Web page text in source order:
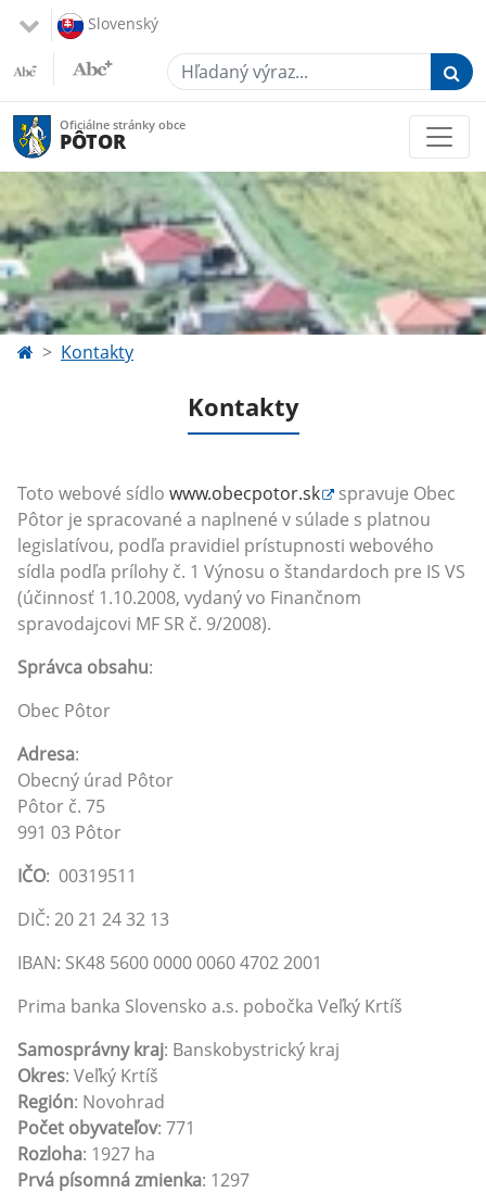
Slovenský
Hľadaný výraz...
Oficiálne stránky obce
PÔTOR
Kontakty
Kontakty
Toto webové sídlo www.obecpotor.sk
spravuje Obec
Pôtor je spracované a naplnené v súlade s platnou
legislatívou, podľa pravidiel prístupnosti webového
sídla podľa prílohy č. 1 Výnosu o štandardoch pre IS VS
(účinnosť 1.10.2008, vydaný vo Finančnom
spravodajcovi MF SR č. 9/2008).
Správca obsahu:
Obec Pôtor
Adresa:
Obecný úrad Pôtor
Pôtor č. 75
991 03 Pôtor
IČO: 00319511
DIČ: 20 21 24 32 13
IBAN: SK48 5600 0000 0060 4702 2001
Prima banka Slovensko a.s. pobočka Veľký Krtíš
Samosprávny kraj: Banskobystrický kraj
Okres: Veľký Krtíš
Región: Novohrad
Počet obyvateľov: 771
Rozloha: 1927 ha
Prvá písomná zmienka: 1297